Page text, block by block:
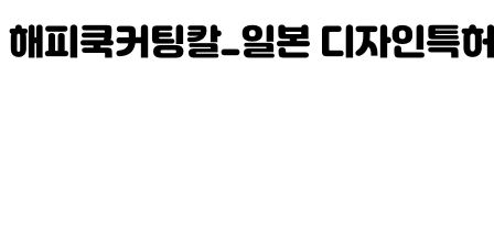
해피쿡커팅칼_일본 디자인특